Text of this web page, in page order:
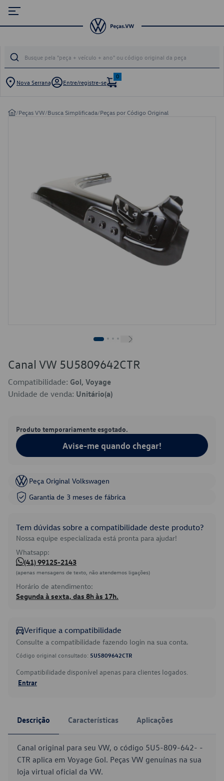
Nova Serrana Entre/registre-se
0
/Peças VW/Busca Simplificada/Peças por Código Original
Canal VW 5U5809642CTR
Compatibilidade: Gol, Voyage
Unidade de venda: Unitário(a)
Produto temporariamente esgotado.
Avise-me quando chegar!
Peça Original Volkswagen
Garantia de 3 meses de fábrica
Tem dúvidas sobre a compatibilidade deste produto?
Nossa equipe especializada está pronta para ajudar!
Whatsapp:
(41) 99125-2143
(apenas mensagens de texto, não atendemos ligações)
Horário de atendimento:
Segunda à sexta, das 8h às 17h.
Verifique a compatibilidade
Consulte a compatibilidade fazendo login na sua conta.
Código original consultado: 5U5809642CTR
Compatibilidade disponível apenas para clientes logados.
Entrar
Descrição Características Aplicações
Canal original para seu VW, o código 5U5-809-642- -
CTR aplica em Voyage Gol. Peças VW genuínas na sua
loja virtual oficial da VW.